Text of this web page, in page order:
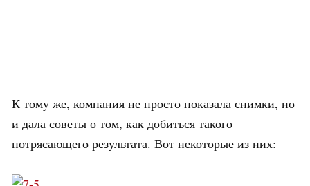
К тому же, компания не просто показала снимки, но
и дала советы о том, как добиться такого
потрясающего результата. Вот некоторые из них: